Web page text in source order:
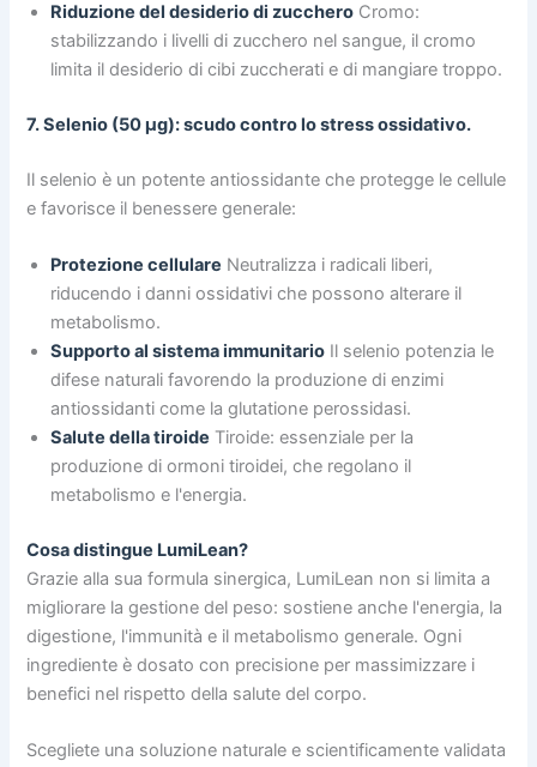
Riduzione del desiderio di zucchero Cromo:
stabilizzando i livelli di zucchero nel sangue, il cromo
limita il desiderio di cibi zuccherati e di mangiare troppo.
7. Selenio (50 μg): scudo contro lo stress ossidativo.
Il selenio è un potente antiossidante che protegge le cellule
e favorisce il benessere generale:
Protezione cellulare Neutralizza i radicali liberi,
riducendo i danni ossidativi che possono alterare il
metabolismo.
Supporto al sistema immunitario Il selenio potenzia le
difese naturali favorendo la produzione di enzimi
antiossidanti come la glutatione perossidasi.
Salute della tiroide Tiroide: essenziale per la
produzione di ormoni tiroidei, che regolano il
metabolismo e l'energia.
Cosa distingue LumiLean?
Grazie alla sua formula sinergica, LumiLean non si limita a
migliorare la gestione del peso: sostiene anche l'energia, la
digestione, l'immunità e il metabolismo generale. Ogni
ingrediente è dosato con precisione per massimizzare i
benefici nel rispetto della salute del corpo.
Scegliete una soluzione naturale e scientificamente validata